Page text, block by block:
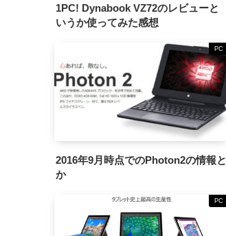
1PC! Dynabook VZ72のレビューと
いうか使ってみた感想
PC
2016年9月時点でのPhoton2の情報と
か
PC